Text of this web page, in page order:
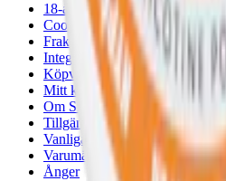
18-årsgräns
Cookiepolicy
Frakt- och leveransvillkor
Integritetspolicy
Köpvillkor
Mitt konto
Om Snuset.se
Tillgänglighetsredogörelse
Vanliga frågor
Varumärken
Ånger